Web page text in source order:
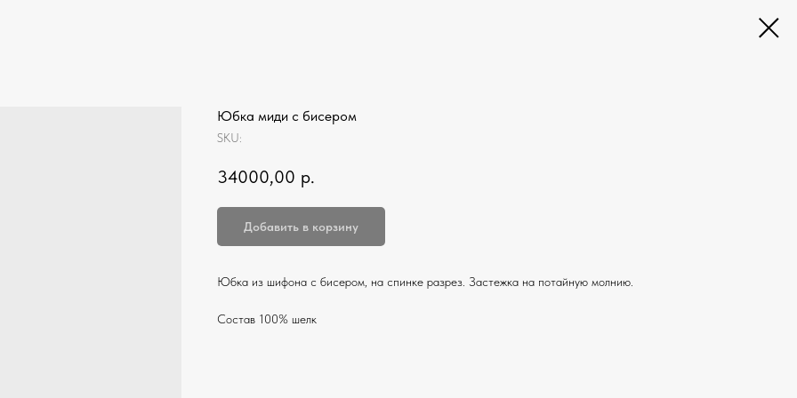
Юбка миди с бисером
SKU:
34000,00 р.
Добавить в корзину
Юбка из шифона с бисером, на спинке разрез. Застежка на потайную молнию.
Состав 100% шелк